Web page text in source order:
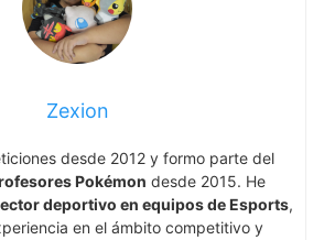
Zexion
desde 2012 y formo parte del
Pokémon desde 2015. He
deportivo en equipos de Esports,
en el ámbito competitivo y